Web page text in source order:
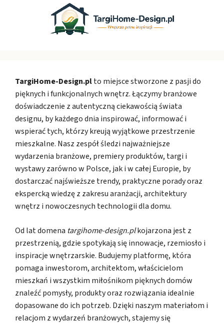
TargiHome-Design.plto miejsce stworzone z pasji do
pięknych i funkcjonalnych wnętrz. Łączymy branżowe
doświadczenie z autentyczną ciekawością świata
designu, by każdego dnia inspirować, informować i
wspierać tych, którzy kreują wyjątkowe przestrzenie
mieszkalne. Nasz zespół śledzi najważniejsze
wydarzenia branżowe, premiery produktów, targi i
wystawy zarówno w Polsce, jak i w całej Europie, by
dostarczać najświeższe trendy, praktyczne porady oraz
ekspercką wiedzę z zakresu aranżacji, architektury
wnętrz i nowoczesnych technologii dla domu.
Od lat domena targihome-design.plkojarzona jest z
przestrzenią, gdzie spotykają się innowacje, rzemiosło i
inspiracje wnętrzarskie. Budujemy platformę, która
pomaga inwestorom, architektom, właścicielom
mieszkań i wszystkim miłośnikom pięknych domów
znaleźć pomysły, produkty oraz rozwiązania idealnie
dopasowane do ich potrzeb. Dzięki naszym materiałom i
relacjom z wydarzeń branżowych, stajemy się